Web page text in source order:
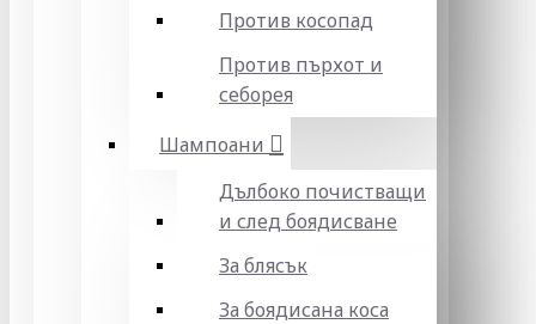
Против косопад
Против пърхот и
себорея
Шампоани
Дълбоко почистващи
и след боядисване
За блясък
За боядисана коса